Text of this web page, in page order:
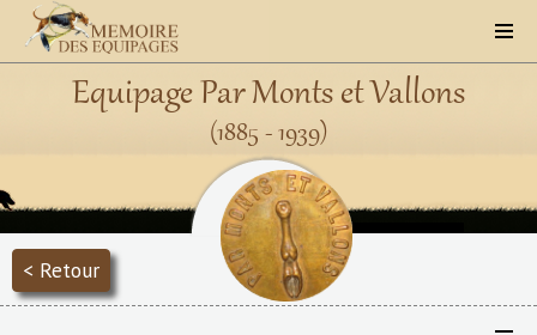
Equipage Par Monts et Vallons
(1885 - 1939)
< Retour